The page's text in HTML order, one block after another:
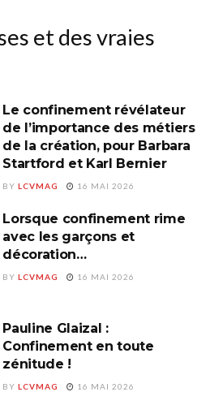
et des vraies
Le confinement révélateur
de l’importance des métiers
de la création, pour Barbara
Startford et Karl Bernier
BY LCVMAG 16 MAI 2026
Lorsque confinement rime
avec les garçons et
décoration…
BY LCVMAG 16 MAI 2026
Pauline Glaizal :
Confinement en toute
zénitude !
BY LCVMAG 16 MAI 2026